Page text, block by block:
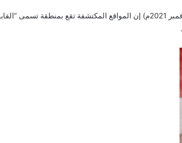
وقالت على صفحتها على فيس بوك الاحد (07 نوفمبر 2021م) إن المواقع المكتشفة تقع